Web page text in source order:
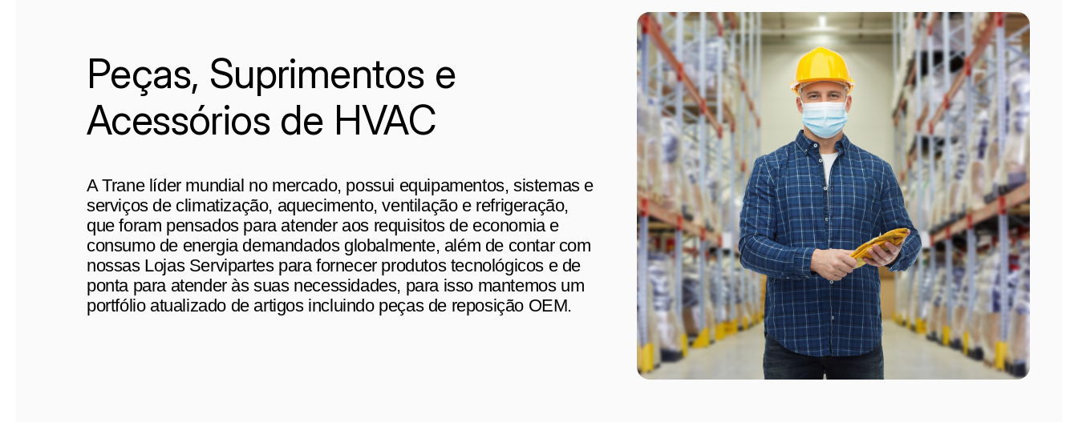
Peças, Suprimentos e
Acessórios de HVAC
A Trane líder mundial no mercado, possui equipamentos, sistemas e
serviços de climatização, aquecimento, ventilação e refrigeração,
que foram pensados ​​para atender aos requisitos de economia e
consumo de energia demandados globalmente, além de contar com
nossas Lojas Servipartes para fornecer produtos tecnológicos e de
ponta para atender às suas necessidades, para isso mantemos um
portfólio atualizado de artigos incluindo peças de reposição OEM.